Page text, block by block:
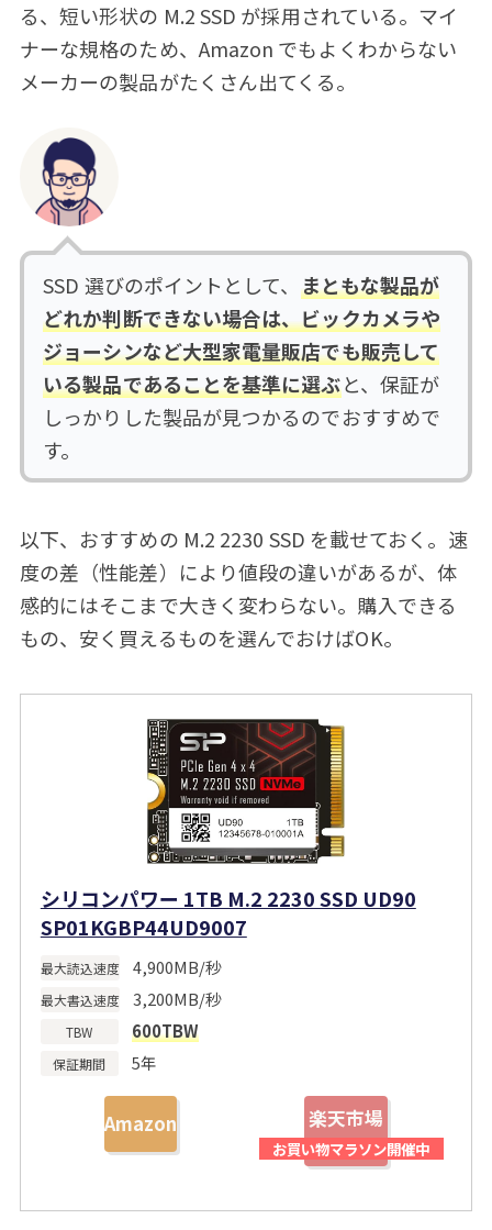
る、短い形状の M.2 SSD が採用されている。マイ
ナーな規格のため、Amazon でもよくわからない
メーカーの製品がたくさん出てくる。
SSD 選びのポイントとして、 まともな製品が
どれか判断できない場合は、ビックカメラや
ジョーシンなど大型家電量販店でも販売して
いる製品であることを基準に選ぶと、保証が
しっかりした製品が見つかるのでおすすめで
す。
以下、おすすめの M.2 2230 SSD を載せておく。速
度の差（性能差）により値段の違いがあるが、体
感的にはそこまで大きく変わらない。購入できる
もの、安く買えるものを選んでおけばOK。
シリコンパワー 1TB M.2 2230 SSD UD90
SP01KGBP44UD9007
最大読込速度 4,900MB/秒
最大書込速度 3,200MB/秒
TBW 600TBW
保証期間 5年
Amazon 楽天市場